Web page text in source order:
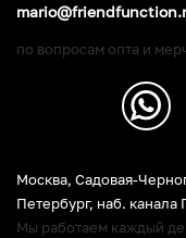
Москва, Садовая-
Петербург, наб. канала
Мы работаем каждый
по вопросам опта и